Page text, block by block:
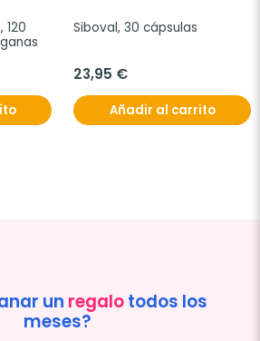
Siboval, 30 cápsulas
23,95 €
Añadir al carrito
un regalotodos los
meses?